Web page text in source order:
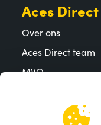
Aces Direct
Over ons
Aces Direct team
MVO